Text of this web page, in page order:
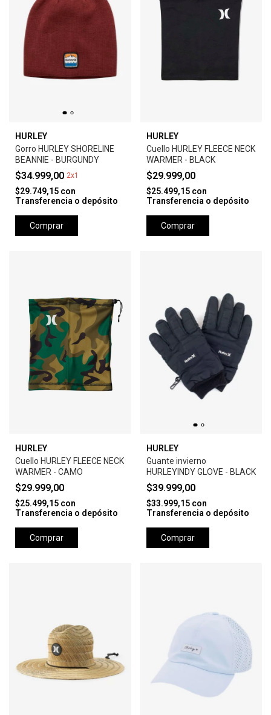
HURLEY
Gorro HURLEY SHORELINE
BEANNIE - BURGUNDY
$34.999,00 2x1
$29.749,15 con
Transferencia o depósito
Comprar
HURLEY
Cuello HURLEY FLEECE NECK
WARMER - BLACK
$29.999,00
$25.499,15 con
Transferencia o depósito
Comprar
HURLEY
Cuello HURLEY FLEECE NECK
WARMER - CAMO
$29.999,00
$25.499,15 con
Transferencia o depósito
Comprar
HURLEY
Guante invierno
HURLEYINDY GLOVE - BLACK
$39.999,00
$33.999,15 con
Transferencia o depósito
Comprar